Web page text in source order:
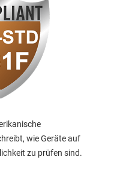
wie Geräte auf
zu prüfen sind.